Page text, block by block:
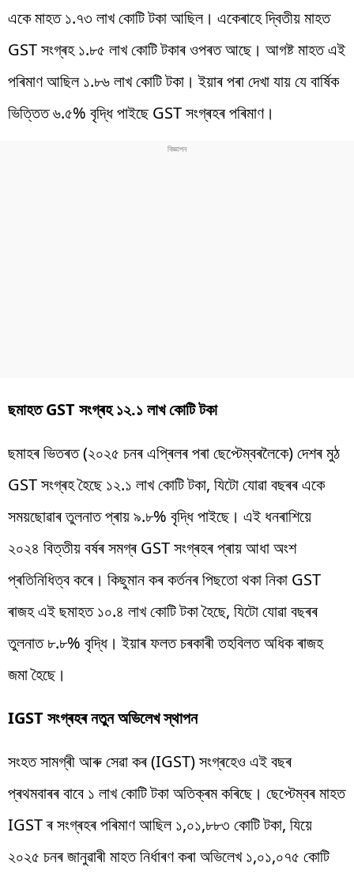
একে মাহত ১.৭৩ লাখ কোটি টকা আছিল। একেৰাহে দ্বিতীয় মাহত
GST সংগ্ৰহ ১.৮৫ লাখ কোটি টকাৰ ওপৰত আছে। আগষ্ট মাহত এই
পৰিমাণ আছিল ১.৮৬ লাখ কোটি টকা। ইয়াৰ পৰা দেখা যায় যে বাৰ্ষিক
ভিত্তিত ৬.৫% বৃদ্ধি পাইছে GST সংগ্ৰহৰ পৰিমাণ।
ছমাহত GST সংগ্ৰহ ১২.১ লাখ কোটি টকা
ছমাহৰ ভিতৰত (২০২৫ চনৰ এপ্ৰিলৰ পৰা ছেপ্টেম্বৰলৈকে) দেশৰ মুঠ
GST সংগ্ৰহ হৈছে ১২.১ লাখ কোটি টকা, যিটো যোৱা বছৰৰ একে
সময়ছোৱাৰ তুলনাত প্ৰায় ৯.৮% বৃদ্ধি পাইছে। এই ধনৰাশিয়ে
২০২৪ বিত্তীয় বৰ্ষৰ সমগ্ৰ GST সংগ্ৰহৰ প্ৰায় আধা অংশ
প্ৰতিনিধিত্ব কৰে। কিছুমান কৰ কৰ্তনৰ পিছতো থকা নিকা GST
ৰাজহ এই ছমাহত ১০.৪ লাখ কোটি টকা হৈছে, যিটো যোৱা বছৰৰ
তুলনাত ৮.৮% বৃদ্ধি। ইয়াৰ ফলত চৰকাৰী তহবিলত অধিক ৰাজহ
জমা হৈছে।
IGST সংগ্ৰহৰ নতুন অভিলেখ স্থাপন
সংহত সামগ্ৰী আৰু সেৱা কৰ (IGST) সংগ্ৰহেও এই বছৰ
প্ৰথমবাৰৰ বাবে ১ লাখ কোটি টকা অতিক্ৰম কৰিছে। ছেপ্টেম্বৰ মাহত
IGST ৰ সংগ্ৰহৰ পৰিমাণ আছিল ১,০১,৮৮৩ কোটি টকা, যিয়ে
২০২৫ চনৰ জানুৱাৰী মাহত নিৰ্ধাৰণ কৰা অভিলেখ ১,০১,০৭৫ কোটি